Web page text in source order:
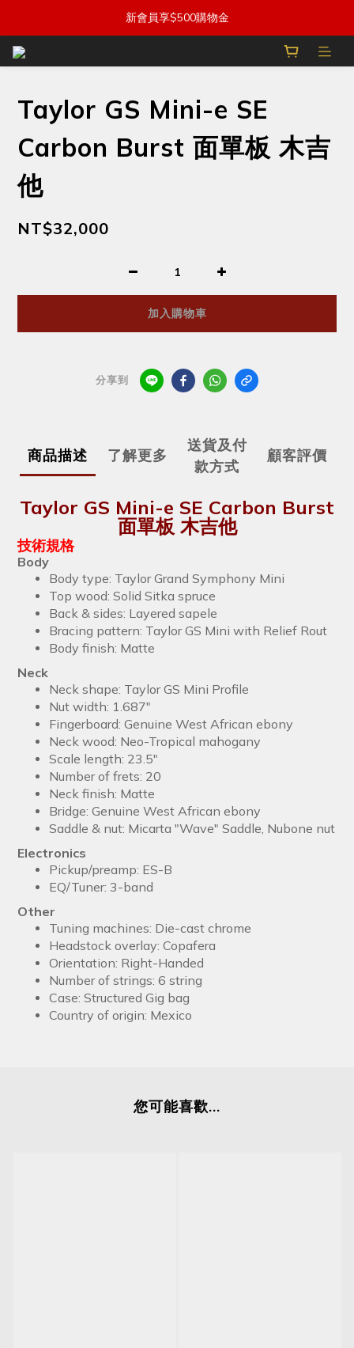
新會員享$500購物金
Taylor GS Mini-e SE
Carbon Burst 面單板 木吉
他
NT$32,000
加入購物車
分享到
商品描述 了解更多
送貨及付
款方式
顧客評價
Taylor GS Mini-e SE Carbon Burst
面單板 木吉他
技術規格
Body
Body type: Taylor Grand Symphony Mini
Top wood: Solid Sitka spruce
Back & sides: Layered sapele
Bracing pattern: Taylor GS Mini with Relief Rout
Body finish: Matte
Neck
Neck shape: Taylor GS Mini Profile
Nut width: 1.687"
Fingerboard: Genuine West African ebony
Neck wood: Neo-Tropical mahogany
Scale length: 23.5"
Number of frets: 20
Neck finish: Matte
Bridge: Genuine West African ebony
Saddle & nut: Micarta "Wave" Saddle, Nubone nut
Electronics
Pickup/preamp: ES-B
EQ/Tuner: 3-band
Other
Tuning machines: Die-cast chrome
Headstock overlay: Copafera
Orientation: Right-Handed
Number of strings: 6 string
Case: Structured Gig bag
Country of origin: Mexico
您可能喜歡...